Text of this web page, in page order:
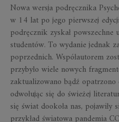
Nowa wersja podręcznika
w 14 lat po jego pierwszej
podręcznik zyskał powszechne
studentów. To wydanie jednak
poprzednich. Współautorem
przybyło wiele nowych
zaktualizowano bądź
odwołując się do świeżej
się świat dookoła nas, pojawiły
przykład światowa pandemia